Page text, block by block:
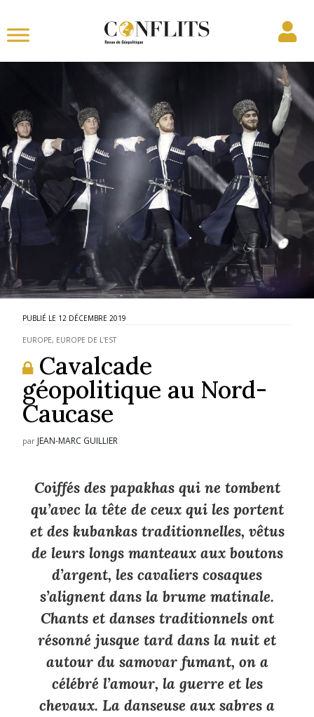
12 DÉCEMBRE 2019
EUROPE, EUROPE DE L'EST
Cavalcade
géopolitique au Nord-
Caucase
par JEAN-MARC GUILLIER
Coiffés des papakhasqui ne tombent
qu’avec la tête de ceux qui les portent
et des kubankas traditionnelles, vêtus
de leurs longs manteaux aux boutons
d’argent, les cavaliers cosaques
s’alignent dans la brume matinale.
Chants et danses traditionnels ont
résonné jusque tard dans la nuit et
autour du samovar fumant, on a
célébré l’amour, la guerre et les
chevaux. La danseuse aux sabres a